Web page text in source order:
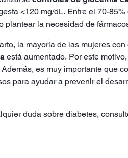
<120 mg/dL. Entre el 70-
plantear la necesidad de
la mayoría de las mujeres
está aumentado. Por este
es muy importante que
para ayudar a prevenir el
duda sobre diabetes,